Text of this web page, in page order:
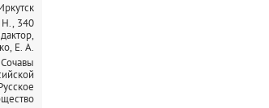
Н., 340
Е. А.